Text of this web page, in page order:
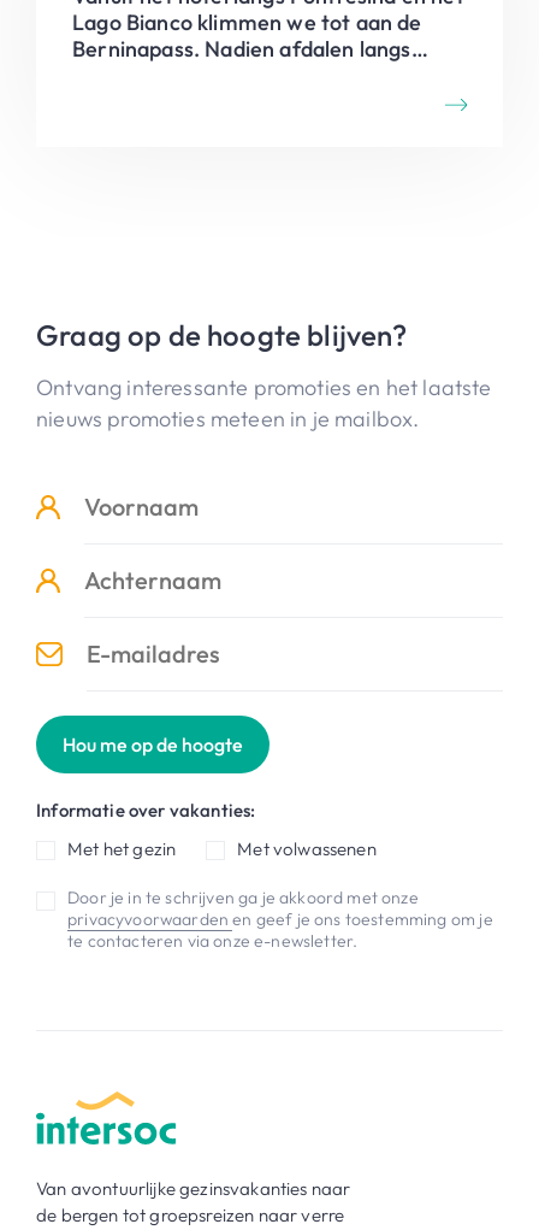
Lago Bianco klimmen we tot aan de
Berninapass. Nadien afdalen langs
ommetje door het dorp en dan naar het
Graag op de hoogte blijven?
Ontvang interessante promoties en het laatste
nieuws promoties meteen in je mailbox.
Hou me op de hoogte
Informatie over vakanties:
Met het gezin
Met volwassenen
Door je in te schrijven ga je akkoord met onze
privacyvoorwaardenen geef je ons toestemming om je
te contacteren via onze e-newsletter.
Van avontuurlijke gezinsvakanties naar
de bergen tot groepsreizen naar verre